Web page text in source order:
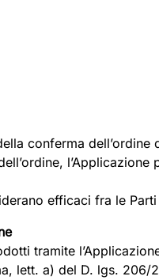
conferma
efficaci fra le
tramite
lett. a) del D. lgs. 206/